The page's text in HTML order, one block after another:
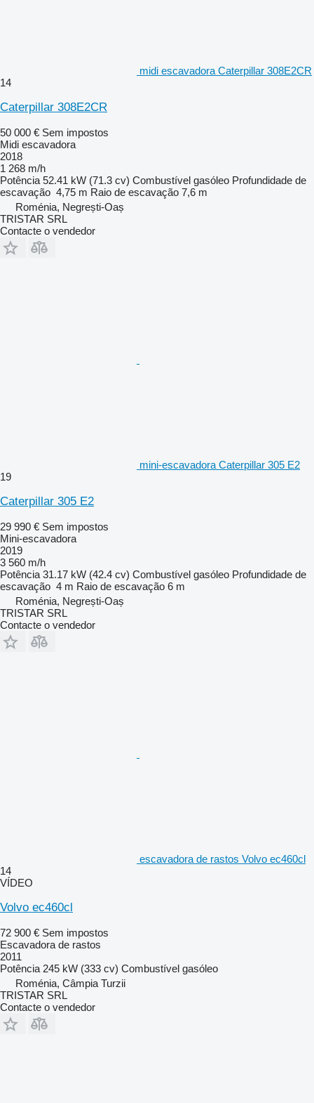
midi escavadora Caterpillar 308E2CR
14
Caterpillar 308E2CR
50 000 € Sem impostos
Midi escavadora
2018
1 268 m/h
Potência 52.41 kW (71.3 cv) Combustível gasóleo Profundidade de
escavação 4,75 m Raio de escavação 7,6 m
Roménia, Negrești-Oaș
TRISTAR SRL
Contacte o vendedor
mini-escavadora Caterpillar 305 E2
19
Caterpillar 305 E2
29 990 € Sem impostos
Mini-escavadora
2019
3 560 m/h
Potência 31.17 kW (42.4 cv) Combustível gasóleo Profundidade de
escavação 4 m Raio de escavação 6 m
Roménia, Negrești-Oaș
TRISTAR SRL
Contacte o vendedor
escavadora de rastos Volvo ec460cl
14
VÍDEO
Volvo ec460cl
72 900 € Sem impostos
Escavadora de rastos
2011
Potência 245 kW (333 cv) Combustível gasóleo
Roménia, Câmpia Turzii
TRISTAR SRL
Contacte o vendedor